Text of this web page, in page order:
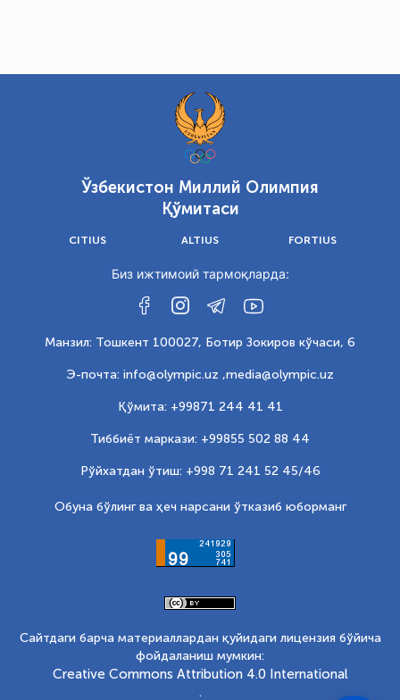
Ўзбекистон Миллий Олимпия
Қўмитаси
CITIUS ALTIUS FORTIUS
Биз ижтимоий тармоқларда:
Манзил: Тошкент 100027, Ботир Зокиров кўчаси, 6
Э-почта: info@olympic.uz ,media@olympic.uz
Қўмита: +99871 244 41 41
Тиббиёт маркази: +99855 502 88 44
Рўйхатдан ўтиш: +998 71 241 52 45/46
Обуна бўлинг ва ҳеч нарсани ўтказиб юборманг
Сайтдаги барча материаллардан қуйидаги лицензия бўйича
фойдаланиш мумкин:
Creative Commons Attribution 4.0 International
.